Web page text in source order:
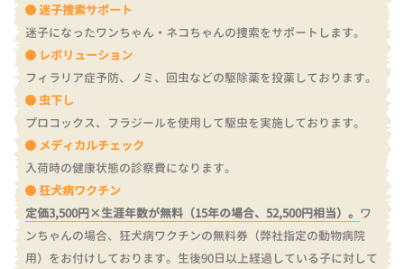
迷子捜索サポート
迷子になったワンちゃん・ネコちゃんの捜索をサポートします。
レボリューション
フィラリア症予防、ノミ、回虫などの駆除薬を投薬しております。
虫下し
プロコックス、フラジールを使用して駆虫を実施しております。
メディカルチェック
入荷時の健康状態の診察費になります。
狂犬病ワクチン
定価3,500円×生涯年数が無料（15年の場合、52,500円相当）。 ワ
ンちゃんの場合、狂犬病ワクチンの無料券（弊社指定の動物病院
用）をお付けしております。 生後90日以上経過している子に対して